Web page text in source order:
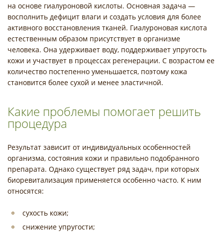
на основе гиалуроновой кислоты. Основная задача —
восполнить дефицит влаги и создать условия для более
активного восстановления тканей. Гиалуроновая кислота
естественным образом присутствует в организме
человека. Она удерживает воду, поддерживает упругость
кожи и участвует в процессах регенерации. С возрастом ее
количество постепенно уменьшается, поэтому кожа
становится более сухой и менее эластичной.
Какие проблемы помогает решить
процедура
Результат зависит от индивидуальных особенностей
организма, состояния кожи и правильно подобранного
препарата. Однако существует ряд задач, при которых
биоревитализация применяется особенно часто. К ним
относятся:
сухость кожи;
снижение упругости;